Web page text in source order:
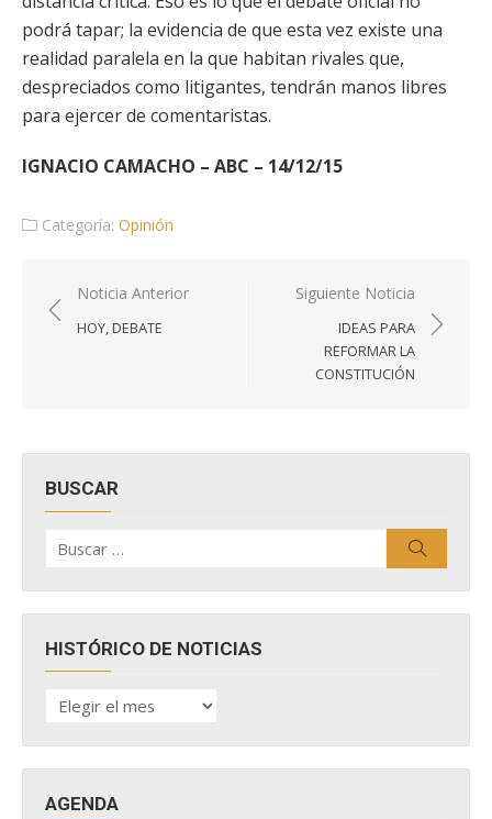
podrá tapar; la evidencia de que esta vez existe una
realidad paralela en la que habitan rivales que,
despreciados como litigantes, tendrán manos libres
para ejercer de comentaristas.
IGNACIO CAMACHO – ABC – 14/12/15
Categoría: Opinión
Navegación
de
Noticia Anterior
HOY, DEBATE
Siguiente Noticia
IDEAS PARA
REFORMAR LA
CONSTITUCIÓN
BUSCAR
por:
HISTÓRICO DE NOTICIAS
HISTÓRICO
DE
AGENDA